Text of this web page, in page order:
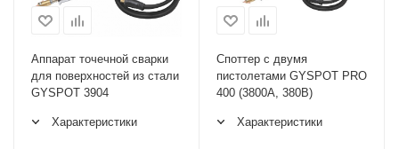
Аппарат точечной сварки
для поверхностей из стали
GYSPOT 3904
Характеристики
Споттер с двумя
пистолетами GYSPOT PRO
400 (3800А, 380В)
Характеристики